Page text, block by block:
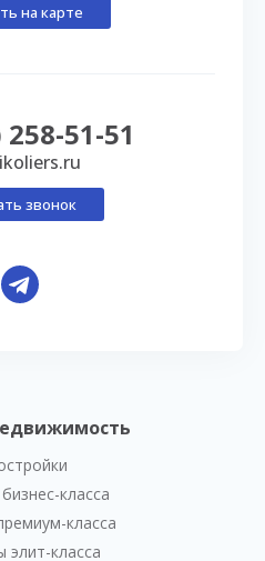
класса
класса
элит-класса
на карте
51-51
звонок